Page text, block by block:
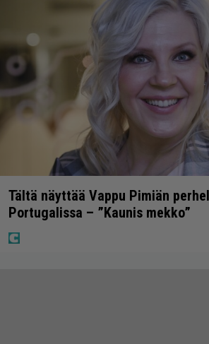
Tältä näyttää Vappu Pimiän
Portugalissa – ”Kaunis mekko”